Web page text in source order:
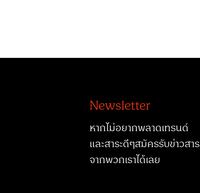
Newsletter
หากไม่อยากพลาดเทรนด์
และสาระดีๆสมัครรับข่าวสาร
จากพวกเราได้เลย